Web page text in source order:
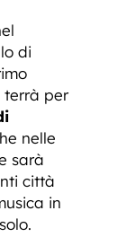
di
terrà per
nelle
sarà
città
in